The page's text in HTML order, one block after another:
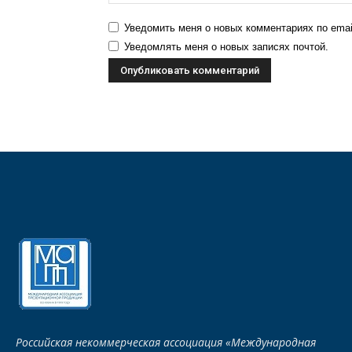
Уведомить меня о новых комментариях по
Уведомлять меня о новых записях почтой.
Российская некоммерческая ассоциация «Международная